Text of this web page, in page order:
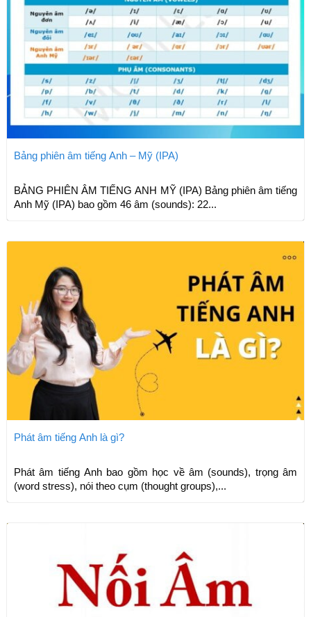
Bảng phiên âm tiếng Anh – Mỹ (IPA)
BẢNG PHIÊN ÂM TIẾNG ANH MỸ (IPA) Bảng phiên âm tiếng
Anh Mỹ (IPA) bao gồm 46 âm (sounds): 22...
Phát âm tiếng Anh là gì?
Phát âm tiếng Anh bao gồm học về âm (sounds), trọng âm
(word stress), nói theo cụm (thought groups),...